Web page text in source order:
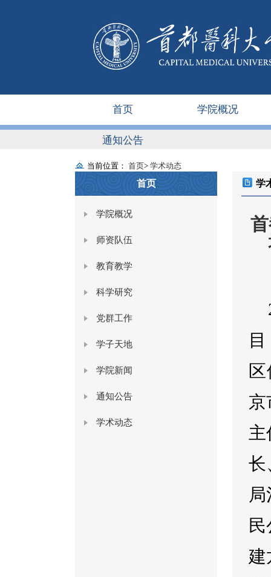
首页 学院概况
通知公告
当前位置： 首页> 学术动态
首页
学院概况
师资队伍
教育教学
科学研究
党群工作
学子天地
学院新闻
通知公告
学术动态
学
京
长
建